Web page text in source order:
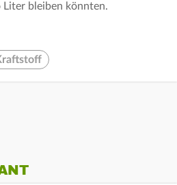
bleiben könnten.